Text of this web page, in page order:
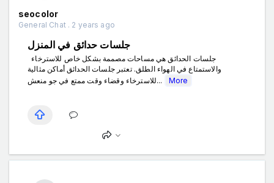
seocolor
General Chat . 2 years ago
جلسات حدائق في المنزل
والاستمتاع في الهواء الطلق. تعتبر جلسات الحدائق أماكن مثالية
للاسترخاء وقضاء وقت ممتع في جو منعش...
More